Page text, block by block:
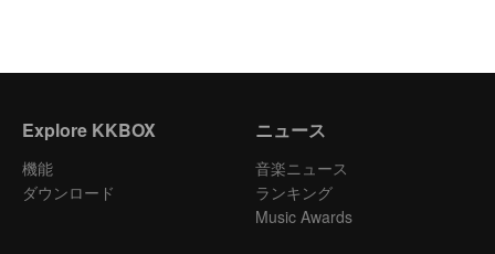
Explore KKBOX
機能
ダウンロード
ニュース
音楽ニュース
ランキング
Music Awards